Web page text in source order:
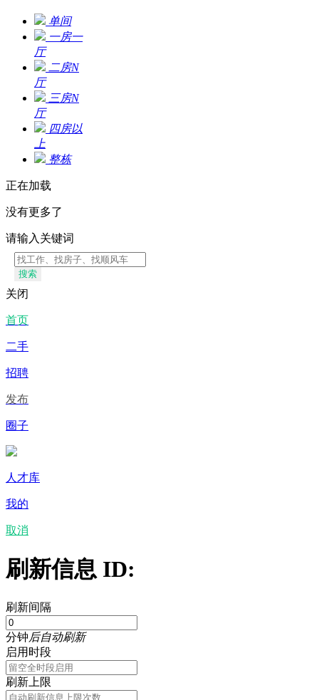
单间
一房一
厅
二房N
厅
三房N
厅
四房以
上
整栋
正在加载
没有更多了
请输入关键词
搜索
关闭
首页
二手
招聘
发布
圈子
人才库
我的
取消
刷新信息 ID:
刷新间隔
分钟后自动刷新
启用时段
刷新上限